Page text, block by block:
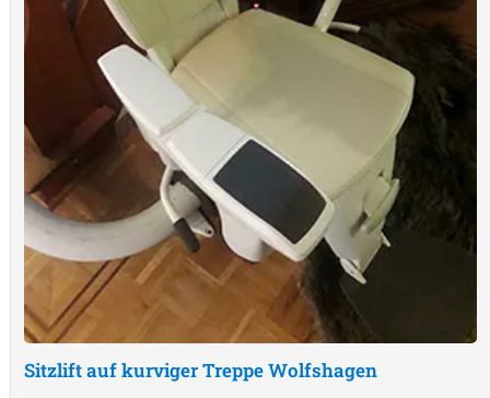
Sitzlift auf kurviger TreppeWolfshagen